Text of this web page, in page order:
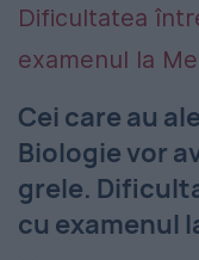
Cei care au
Biologie vor
grele.
cu examenul